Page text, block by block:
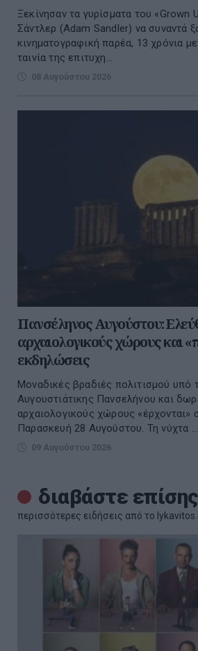
Ξεκίνησαν τα γυρίσματα του «Grown
Σάντλερ (Adam Sandler) να συναντά
κινηματογραφική παρέα, 13 χρόνια
ταινία της επιτυχη...
08 Αυγούστου 2026
Πανσέληνος Αυγούστου:
αρχαιολογικούς χώρους και
εκδηλώσεις
Μοναδικές βραδιές πολιτισμού υπό
Αυγουστιάτικης Πανσελήνου και
αρχαιολογικούς χώρους «έρχονται»
Παρασκευή 28 Αυγούστου. Τη νύχτα ...
09 Αυγούστου 2026
διαβάστε επίσης
περισσότερες ειδήσεις από το